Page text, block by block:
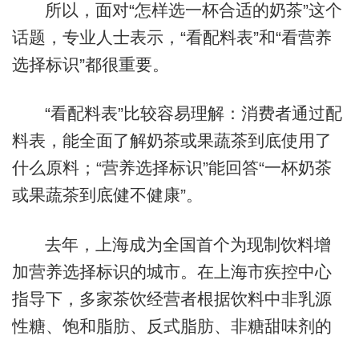
所以，面对“怎样选一杯合适的奶茶”这个
话题，专业人士表示，“看配料表”和“看营养
选择标识”都很重要。
“看配料表”比较容易理解：消费者通过配
料表，能全面了解奶茶或果蔬茶到底使用了
什么原料；“营养选择标识”能回答“一杯奶茶
或果蔬茶到底健不健康”。
去年，上海成为全国首个为现制饮料增
加营养选择标识的城市。在上海市疾控中心
指导下，多家茶饮经营者根据饮料中非乳源
性糖、饱和脂肪、反式脂肪、非糖甜味剂的